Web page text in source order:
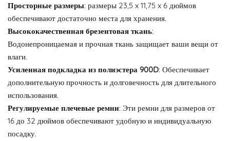
Просторные размеры: размеры 23,5 x 11,75 x 6 дюймов
обеспечивают достаточно места для хранения.
Высококачественная брезентовая ткань:
Водонепроницаемая и прочная ткань защищает ваши вещи от
влаги.
Усиленная подкладка из полиэстера 900D: Обеспечивает
дополнительную прочность и долговечность для длительного
использования.
Регулируемые плечевые ремни: Эти ремни для размеров от
16 до 32 дюймов обеспечивают удобную и индивидуальную
посадку.